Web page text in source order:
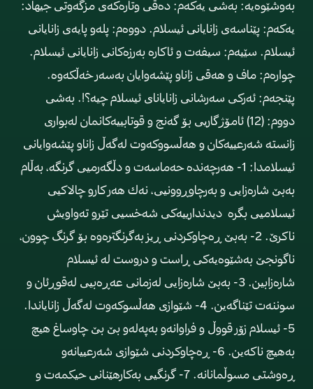
به‌وشێوه‌یه‌: به‌شی یه‌كه‌م: ده‌قی وتاره‌كه‌ی مزگه‌وتی جیهاد:
یه‌كه‌م: پێناسه‌ی زانایانی ئیسلام. دووه‌م: پله‌و پایه‌ی زانایانی
ئیسلام. سێیه‌م: سیفه‌ت و ئاكاره‌ به‌رزه‌كانی زانایانی ئیسلام.
چواره‌م: ماف و هه‌قی زاناو پێشه‌وایان به‌سه‌ر خه‌ڵكه‌وه‌‌.
پێنجه‌م: ئه‌ركی سه‌رشانی زانایانای ئیسلام چیه‌؟!. به‌شی
دووم: (12) ئامۆژگاریی بۆ گه‌نج و قوتابییه‌كانمان له‌بواری
زانسته‌‌ شه‌رعییه‌كان و هه‌ڵسووكه‌وت له‌گه‌ڵ زاناو پێشه‌وایانی
ئیسلامدا: 1- هه‌رچه‌نده‌ حه‌ماسه‌ت و دڵگه‌رمیی گرنگه‌، به‌ڵام
به‌بێ شاره‌زایی و به‌رچاوڕوونیی، نه‌ك هه‌ر كارو چالاكیی
ئیسلامیی بگره دیدندارییه‌كی شه‌خسیی تێرو ته‌واویش
ناكرێ. 2- به‌بێ ڕه‌چاوكردنی ڕیز به‌گرنگتره‌وه‌ بۆ گرنگ چوون،
ناگونجێ به‌شێوه‌یه‌كی ڕاست و دروست له‌ ئیسلام
شاره‌زابین. 3- به‌بێ شاره‌زایی له‌زمانی عه‌ڕه‌بیی له‌قوڕئان و
سوننه‌ت تێناگه‌ین. 4- شێوازی هه‌ڵسوكه‌وت له‌گه‌ڵ زانایاندا.
5- ئیسلام زۆر قووڵ و فراوانه‌و به‌په‌له‌و بێ بێ چاوساغ هیچ
به‌هیچ ناكه‌ین. 6- ڕه‌چاوكردنی شێوازی شه‌رعییانه‌و
ڕه‌وشتی مسوڵمانانه‌. 7- گرنگیی به‌كارهێنانی حیكمه‌ت و